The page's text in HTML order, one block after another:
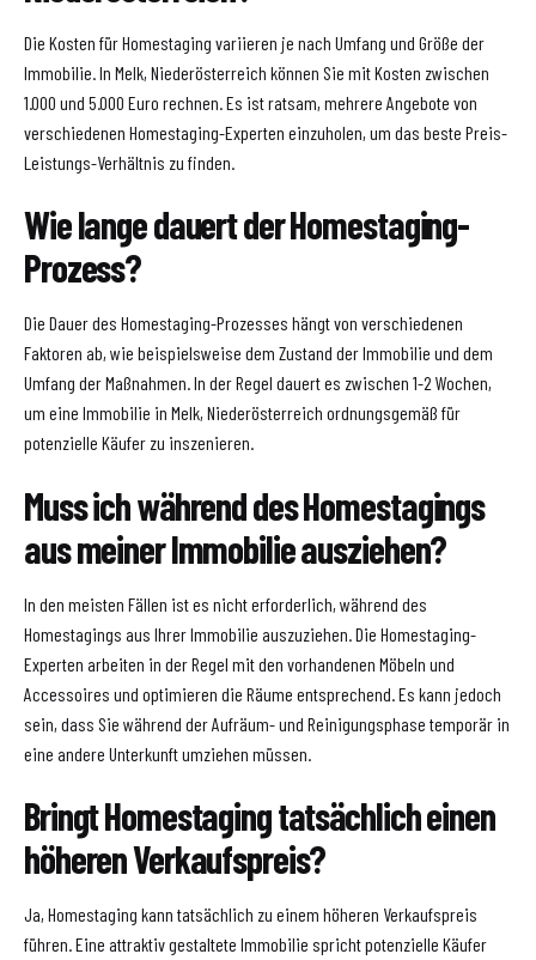
Die Kosten für Homestaging variieren je nach Umfang und Größe der
Immobilie. In Melk, Niederösterreich können Sie mit Kosten zwischen
1.000 und 5.000 Euro rechnen. Es ist ratsam, mehrere Angebote von
verschiedenen Homestaging-Experten einzuholen, um das beste Preis-
Leistungs-Verhältnis zu finden.
Wie lange dauert der Homestaging-
Prozess?
Die Dauer des Homestaging-Prozesses hängt von verschiedenen
Faktoren ab, wie beispielsweise dem Zustand der Immobilie und dem
Umfang der Maßnahmen. In der Regel dauert es zwischen 1-2 Wochen,
um eine Immobilie in Melk, Niederösterreich ordnungsgemäß für
potenzielle Käufer zu inszenieren.
Muss ich während des Homestagings
aus meiner Immobilie ausziehen?
In den meisten Fällen ist es nicht erforderlich, während des
Homestagings aus Ihrer Immobilie auszuziehen. Die Homestaging-
Experten arbeiten in der Regel mit den vorhandenen Möbeln und
Accessoires und optimieren die Räume entsprechend. Es kann jedoch
sein, dass Sie während der Aufräum- und Reinigungsphase temporär in
eine andere Unterkunft umziehen müssen.
Bringt Homestaging tatsächlich einen
höheren Verkaufspreis?
Ja, Homestaging kann tatsächlich zu einem höheren Verkaufspreis
führen. Eine attraktiv gestaltete Immobilie spricht potenzielle Käufer